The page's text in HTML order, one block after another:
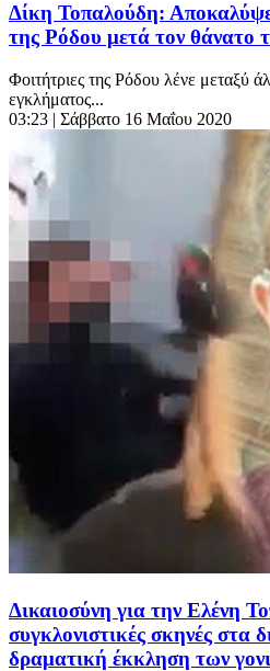
Δίκη Τοπαλούδη:
της Ρόδου μετά τον
Φοιτήτριες της Ρόδου λένε μεταξύ
εγκλήματος...
03:23 | Σάββατο 16 Μαΐου 2020
Δικαιοσύνη για την Ελένη
συγκλονιστικές σκηνές στα
δραματική έκκληση των